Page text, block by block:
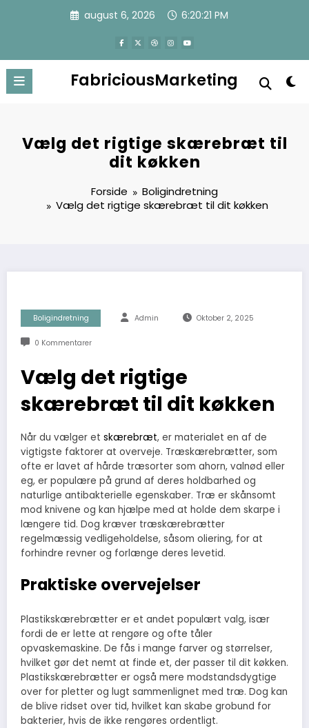
august 6, 2026 6:20:21 PM
FabriciousMarketing
Vælg det rigtige skærebræt til
dit køkken
Forside
Boligindretning
Vælg det rigtige skærebræt til dit køkken
Boligindretning Admin Oktober 2, 2025
0 Kommentarer
Vælg det rigtige
skærebræt til dit køkken
Når du vælger et skærebræt, er materialet en af de
vigtigste faktorer at overveje. Træskærebrætter, som
ofte er lavet af hårde træsorter som ahorn, valnød eller
eg, er populære på grund af deres holdbarhed og
naturlige antibakterielle egenskaber. Træ er skånsomt
mod knivene og kan hjælpe med at holde dem skarpe i
længere tid. Dog kræver træskærebrætter
regelmæssig vedligeholdelse, såsom oliering, for at
forhindre revner og forlænge deres levetid.
Praktiske overvejelser
Plastikskærebrætter er et andet populært valg, især
fordi de er lette at rengøre og ofte tåler
opvaskemaskine. De fås i mange farver og størrelser,
hvilket gør det nemt at finde et, der passer til dit køkken.
Plastikskærebrætter er også mere modstandsdygtige
over for pletter og lugt sammenlignet med træ. Dog kan
de blive ridset over tid, hvilket kan skabe grobund for
bakterier, hvis de ikke rengøres ordentligt.